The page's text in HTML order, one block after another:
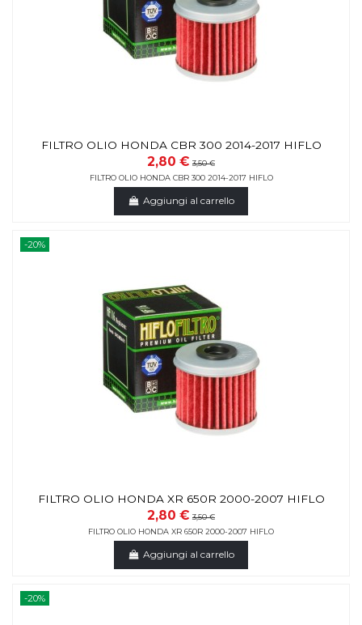
FILTRO OLIO HONDA CBR 300 2014-2017 HIFLO
2,80 € 3,50 €
FILTRO OLIO HONDA CBR 300 2014-2017 HIFLO
Aggiungi al carrello
-20%
FILTRO OLIO HONDA XR 650R 2000-2007 HIFLO
2,80 € 3,50 €
FILTRO OLIO HONDA XR 650R 2000-2007 HIFLO
Aggiungi al carrello
-20%